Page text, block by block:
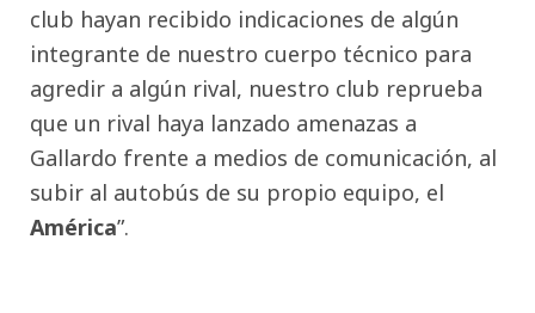
club hayan recibido indicaciones de algún
integrante de nuestro cuerpo técnico para
agredir a algún rival, nuestro club reprueba
que un rival haya lanzado amenazas a
Gallardo frente a medios de comunicación, al
subir al autobús de su propio equipo, el
América”.